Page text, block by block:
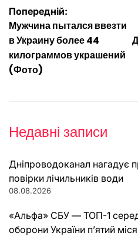
Навігація
записів
Попередній:
Мужчина пытался ввезти
в Украину более 44
килограммов украшений
(Фото)
Недавні записи
Дніпроводоканал нагадує
повірки лічильників води
08.08.2026
«Альфа» СБУ — ТОП-1 серед
оборони України п’ятий